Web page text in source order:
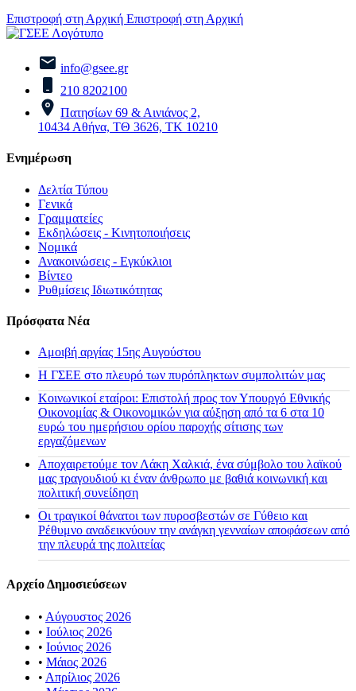
Επιστροφή στη Αρχική Επιστροφή στη Αρχική
info@gsee.gr
210 8202100
Πατησίων 69 & Αινιάνος 2,
10434 Αθήνα, ΤΘ 3626, ΤΚ 10210
Ενημέρωση
Δελτία Τύπου
Γενικά
Γραμματείες
Εκδηλώσεις - Κινητοποιήσεις
Νομικά
Ανακοινώσεις - Εγκύκλιοι
Βίντεο
Ρυθμίσεις Ιδιωτικότητας
Πρόσφατα Νέα
Αμοιβή αργίας 15ης Αυγούστου
H ΓΣΕΕ στο πλευρό των πυρόπληκτων συμπολιτών μας
Κοινωνικοί εταίροι: Επιστολή προς τον Υπουργό Εθνικής
Οικονομίας & Οικονομικών για αύξηση από τα 6 στα 10
ευρώ του ημερήσιου ορίου παροχής σίτισης των
εργαζόμενων
Αποχαιρετούμε τον Λάκη Χαλκιά, ένα σύμβολο του λαϊκού
μας τραγουδιού κι έναν άνθρωπο με βαθιά κοινωνική και
πολιτική συνείδηση
Οι τραγικοί θάνατοι των πυροσβεστών σε Γύθειο και
Ρέθυμνο αναδεικνύουν την ανάγκη γενναίων αποφάσεων από
την πλευρά της πολιτείας
Αρχείο Δημοσιεύσεων
• Αύγουστος 2026
• Ιούλιος 2026
• Ιούνιος 2026
• Μάιος 2026
• Απρίλιος 2026